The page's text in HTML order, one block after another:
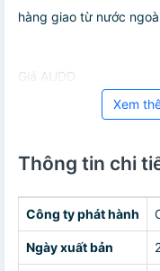
hàng giao từ nước
Giá AUDD
Xem
Thông tin chi
Công ty phát hành
Ngày xuất bản